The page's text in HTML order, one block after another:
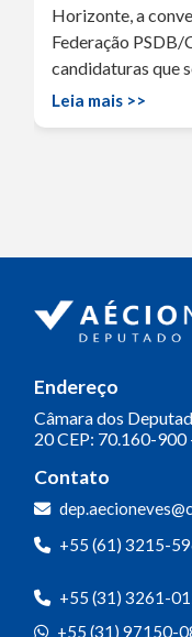
Horizonte, a
Federação PSDB/
candidaturas que
Leia mais >>
Endereço
Câmara dos
20CEP: 70.160-900
Contato
+55 (61) 3215-
+55 (31) 3261-
+55 (31) 97150-